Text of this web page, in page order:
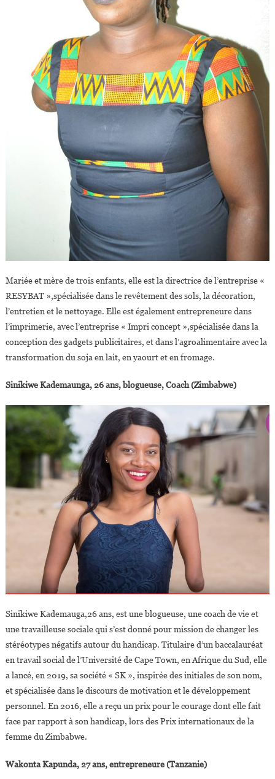
Mariée et mère de trois enfants, elle est la directrice de l’entreprise «
RESYBAT »,spécialisée dans le revêtement des sols, la décoration,
l’entretien et le nettoyage. Elle est également entrepreneure dans
l’imprimerie, avec l’entreprise « Impri concept »,spécialisée dans la
conception des gadgets publicitaires, et dans l’agroalimentaire avec la
transformation du soja en lait, en yaourt et en fromage.
Sinikiwe Kademaunga, 26 ans, blogueuse, Coach (Zimbabwe)
Sinikiwe Kademauga,26 ans, est une blogueuse, une coach de vie et
une travailleuse sociale qui s’est donné pour mission de changer les
stéréotypes négatifs autour du handicap. Titulaire d’un baccalauréat
en travail social de l’Université de Cape Town, en Afrique du Sud, elle
a lancé, en 2019, sa société « SK », inspirée des initiales de son nom,
et spécialisée dans le discours de motivation et le développement
personnel. En 2016, elle a reçu un prix pour le courage dont elle fait
face par rapport à son handicap, lors des Prix internationaux de la
femme du Zimbabwe.
Wakonta Kapunda, 27 ans, entrepreneure (Tanzanie)